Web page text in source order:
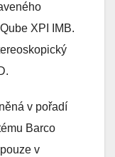
XPI IMB.
v pořadí
Barco
v